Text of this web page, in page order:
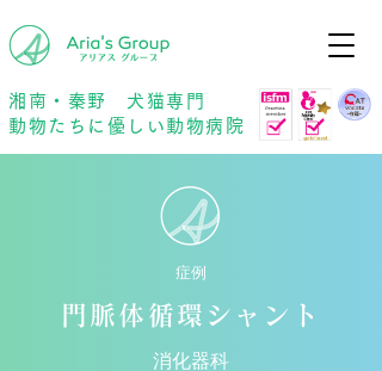
湘南・秦野 犬猫専門
動物たちに優しい動物病院
症例
門脈体循環シャント
消化器科